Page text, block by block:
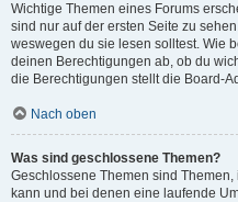
Wichtige Themen eines Forums
sind nur auf der ersten Seite zu
weswegen du sie lesen solltest. Wie
deinen Berechtigungen ab, ob du
die Berechtigungen stellt die Board-
Nach oben
Was sind geschlossene Themen?
Geschlossene Themen sind
kann und bei denen eine laufende